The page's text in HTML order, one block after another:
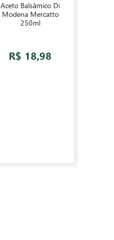
Aceto Balsâmico Di
Modena Mercatto
250ml
R$ 18,98